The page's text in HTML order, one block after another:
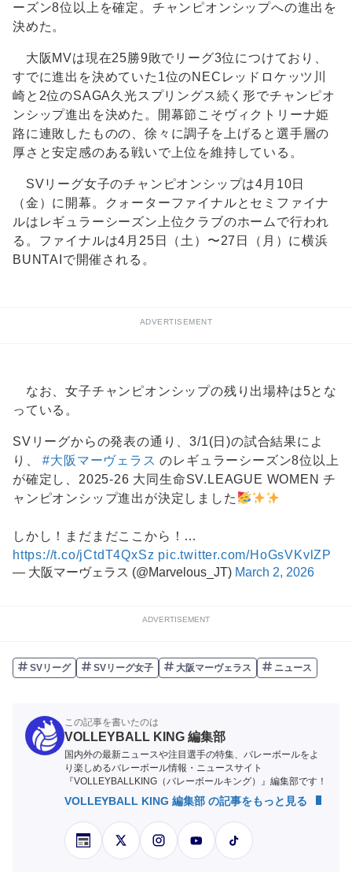
ーズン8位以上を確定。チャンピオンシップへの進出を
決めた。
大阪MVは現在25勝9敗でリーグ3位につけており、
すでに進出を決めていた1位のNECレッドロケッツ川
崎と2位のSAGA久光スプリングス続く形でチャンピオ
ンシップ進出を決めた。開幕節こそヴィクトリーナ姫
路に連敗したものの、徐々に調子を上げると選手層の
厚さと安定感のある戦いで上位を維持している。
SVリーグ女子のチャンピオンシップは4月10日
（金）に開幕。クォーターファイナルとセミファイナ
ルはレギュラーシーズン上位クラブのホームで行われ
る。ファイナルは4月25日（土）〜27日（月）に横浜
BUNTAIで開催される。
ADVERTISEMENT
なお、女子チャンピオンシップの残り出場枠は5とな
っている。
SVリーグからの発表の通り、3/1(日)の試合結果によ
り、#大阪マーヴェラス のレギュラーシーズン8位以上
が確定し、2025-26 大同生命SV.LEAGUE WOMEN チ
ャンピオンシップ進出が決定しました
しかし！まだまだここから！…
https://t.co/jCtdT4QxSz pic.twitter.com/HoGsVKvlZP
— 大阪マーヴェラス (@Marvelous_JT) March 2, 2026
ADVERTISEMENT
SVリーグ SVリーグ女子 大阪マーヴェラス ニュース
この記事を書いたのは
VOLLEYBALL KING 編集部
国内外の最新ニュースや注目選手の特集、バレーボールをよ
り楽しめるバレーボール情報・ニュースサイト
『VOLLEYBALLKING（バレーボールキング）』編集部です！
VOLLEYBALL KING 編集部 の記事をもっと見る